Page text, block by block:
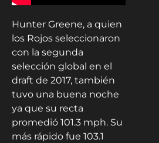
Hunter Greene, a quien
los Rojos seleccionaron
con la segunda
selección global en el
draft de 2017, también
tuvo una buena noche
ya que su recta
promedió 101.3 mph. Su
más rápido fue 103.1